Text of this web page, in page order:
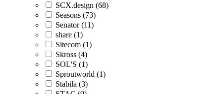
SCX.design (68)
Seasons (73)
Senator (11)
share (1)
Sitecom (1)
Skross (4)
SOL'S (1)
Sproutworld (1)
Stabila (3)